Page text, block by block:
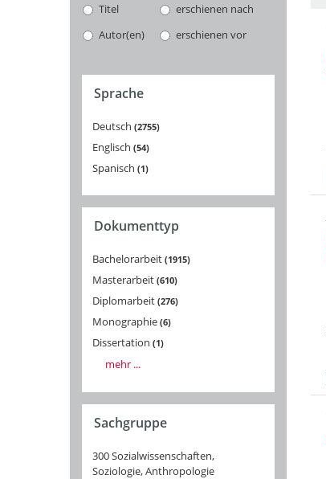
Titel
erschienen nach
Autor(en)
erschienen vor
Sprache
Deutsch 2755
Englisch 54
Spanisch 1
Dokumenttyp
Bachelorarbeit 1915
Masterarbeit 610
Diplomarbeit 276
Monographie 6
Dissertation 1
mehr ...
Sachgruppe
300 Sozialwissenschaften,
Soziologie, Anthropologie